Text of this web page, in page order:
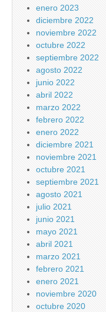
enero 2023
diciembre 2022
noviembre 2022
octubre 2022
septiembre 2022
agosto 2022
junio 2022
abril 2022
marzo 2022
febrero 2022
enero 2022
diciembre 2021
noviembre 2021
octubre 2021
septiembre 2021
agosto 2021
julio 2021
junio 2021
mayo 2021
abril 2021
marzo 2021
febrero 2021
enero 2021
noviembre 2020
octubre 2020